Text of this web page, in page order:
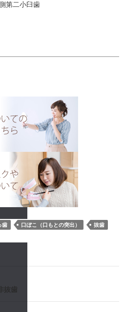
第二小臼歯
歯 口ぼこ（口もとの突出）
抜歯
歯